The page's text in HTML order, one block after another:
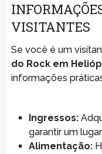
VISITANTES
Se você é um
do Rock em
informações
Ingressos:
garantir um
Alimentação: